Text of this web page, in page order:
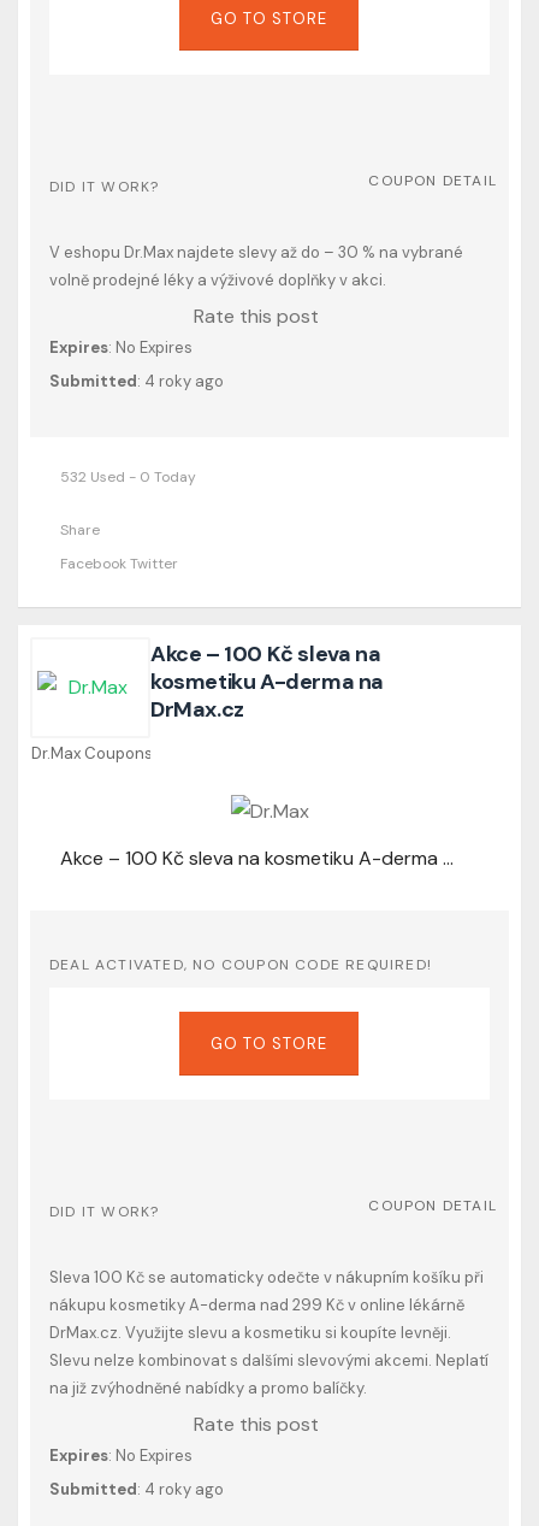
GO TO STORE
DID IT WORK? COUPON DETAIL
V eshopu Dr.Max najdete slevy až do – 30 % na vybrané
volně prodejné léky a výživové doplňky v akci.
Rate this post
Expires: No Expires
Submitted: 4 roky ago
532 Used - 0 Today
Share
FacebookTwitter
Dr.Max Coupons
Akce – 100 Kč sleva na
kosmetiku A-derma na
DrMax.cz
Akce – 100 Kč sleva na kosmetiku A-derma na DrMax.cz
DEAL ACTIVATED, NO COUPON CODE REQUIRED!
GO TO STORE
DID IT WORK? COUPON DETAIL
Sleva 100 Kč se automaticky odečte v nákupním košíku při
nákupu kosmetiky A-derma nad 299 Kč v online lékárně
DrMax.cz. Využijte slevu a kosmetiku si koupíte levněji.
Slevu nelze kombinovat s dalšími slevovými akcemi. Neplatí
na již zvýhodněné nabídky a promo balíčky.
Rate this post
Expires: No Expires
Submitted: 4 roky ago